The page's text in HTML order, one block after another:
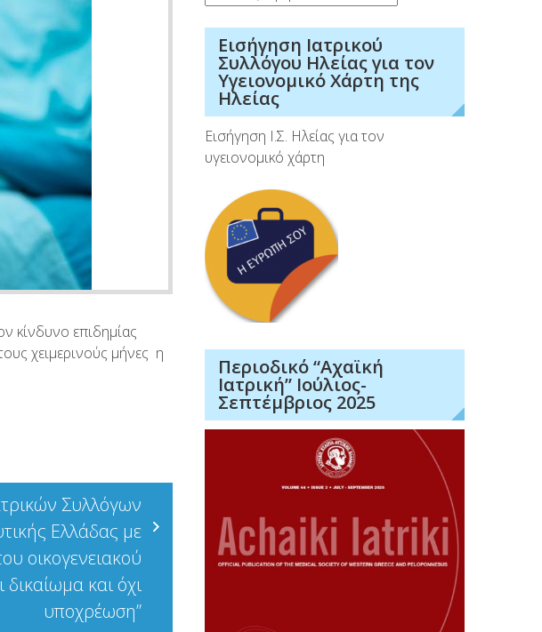
κίνδυνο επιδημίας
χειμερινούς μήνες η
Συλλόγων
Ελλάδας με
οικογενειακού
δικαίωμα και όχι
υποχρέωση”
Εισήγηση Ιατρικού
Συλλόγου Ηλείας για τον
Υγειονομικό Χάρτη της
Ηλείας
Εισήγηση Ι.Σ. Ηλείας για τον
υγειονομικό χάρτη
Περιοδικό “Αχαϊκή
Ιατρική” Ιούλιος-
Σεπτέμβριος 2025